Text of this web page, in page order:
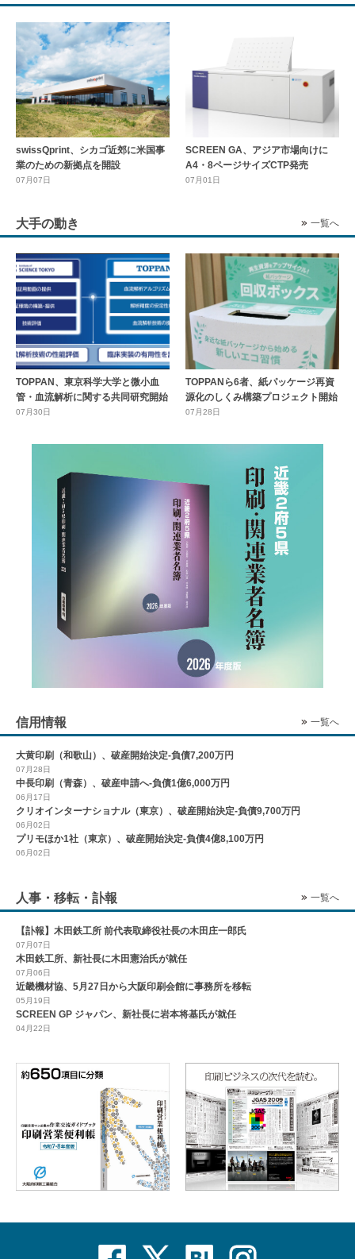
swissQprint、シカゴ近郊に⽶国事
業のための新拠点を開設
07月07日
SCREEN GA、アジア市場向けに
A4・8ページサイズCTP発売
07月01日
大手の動き 一覧へ
TOPPAN、東京科学大学と微小血
管・血流解析に関する共同研究開始
07月30日
TOPPANら6者、紙パッケージ再資
源化のしくみ構築プロジェクト開始
07月28日
信用情報 一覧へ
大黄印刷（和歌山）、破産開始決定-負債7,200万円
07月28日
中長印刷（青森）、破産申請へ-負債1億6,000万円
06月17日
クリオインターナショナル（東京）、破産開始決定-負債9,700万円
06月02日
プリモほか1社（東京）、破産開始決定-負債4億8,100万円
06月02日
人事・移転・訃報 一覧へ
【訃報】木田鉄工所 前代表取締役社長の木田庄一郎氏
07月07日
木田鉄工所、新社長に木田憲治氏が就任
07月06日
近畿機材協、5月27日から大阪印刷会館に事務所を移転
05月19日
SCREEN GP ジャパン、新社長に岩本将基氏が就任
04月22日